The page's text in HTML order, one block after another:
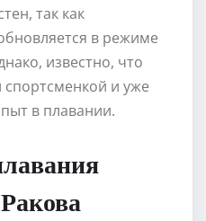
так как
в режиме
известно, что
спортсменкой и уже
в плавании.